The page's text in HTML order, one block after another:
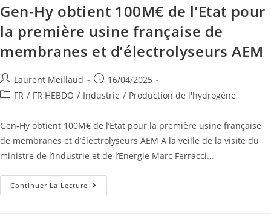
Gen-Hy obtient 100M€ de l’Etat pour
la première usine française de
membranes et d’électrolyseurs AEM
Laurent Meillaud
16/04/2025
FR / FR HEBDO / Industrie / Production de l'hydrogène
Gen-Hy obtient 100M€ de l’Etat pour la première usine française
de membranes et d’électrolyseurs AEM A la veille de la visite du
ministre de l’Industrie et de l’Energie Marc Ferracci…
Continuer La Lecture